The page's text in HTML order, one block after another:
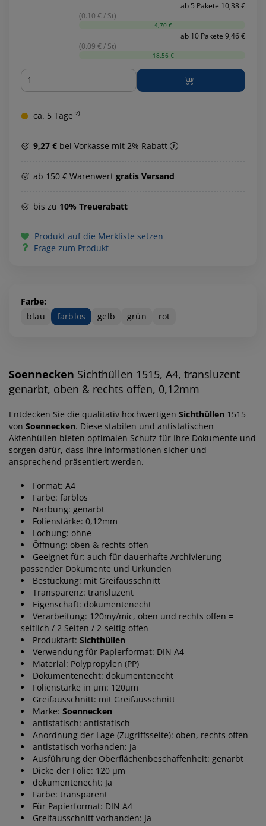
ab 5 Pakete 10,38 €
(0.10 € / St)
-4,70 €
ab 10 Pakete 9,46 €
(0.09 € / St)
-18,56 €
Menge
ca. 5 Tage ²⁾
9,27 €bei Vorkasse mit 2% Rabatt
ab 150 € Warenwert gratis Versand
bis zu 10% Treuerabatt
Produkt auf die Merkliste setzen
Frage zum Produkt
Farbe:
blau
farblos gelb grün rot
Soennecken Sichthüllen 1515, A4, transluzent
genarbt, oben & rechts offen, 0,12mm
Entdecken Sie die qualitativ hochwertigen Sichthüllen 1515
von Soennecken. Diese stabilen und antistatischen
Aktenhüllen bieten optimalen Schutz für Ihre Dokumente und
sorgen dafür, dass Ihre Informationen sicher und
ansprechend präsentiert werden.
Format: A4
Farbe: farblos
Narbung: genarbt
Folienstärke: 0,12mm
Lochung: ohne
Öffnung: oben & rechts offen
Geeignet für: auch für dauerhafte Archivierung
passender Dokumente und Urkunden
Bestückung: mit Greifausschnitt
Transparenz: transluzent
Eigenschaft: dokumentenecht
Verarbeitung: 120my/mic, oben und rechts offen =
seitlich / 2 Seiten / 2-seitig offen
Produktart: Sichthüllen
Verwendung für Papierformat: DIN A4
Material: Polypropylen (PP)
Dokumentenecht: dokumentenecht
Folienstärke in µm: 120µm
Greifausschnitt: mit Greifausschnitt
Marke: Soennecken
antistatisch: antistatisch
Anordnung der Lage (Zugriffsseite): oben, rechts offen
antistatisch vorhanden: Ja
Ausführung der Oberflächenbeschaffenheit: genarbt
Dicke der Folie: 120 µm
dokumentenecht: Ja
Farbe: transparent
Für Papierformat: DIN A4
Greifausschnitt vorhanden: Ja